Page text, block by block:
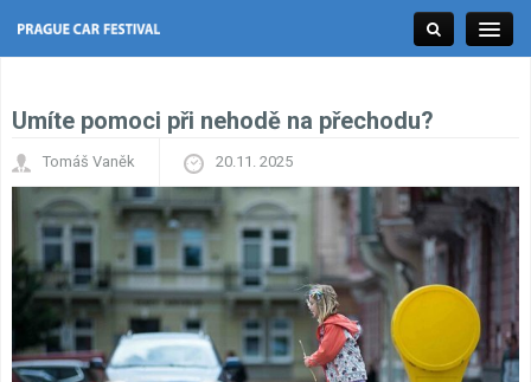
Racing Expo
Classic Expo
Umíte pomoci při nehodě na přechodu?
Tomáš Vaněk 20.11. 2025